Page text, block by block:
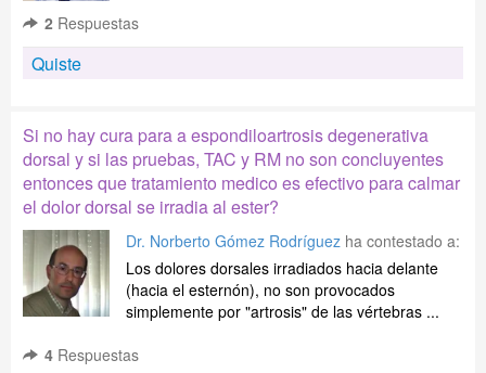
2 Respuestas
Quiste
Si no hay cura para a espondiloartrosis degenerativa
dorsal y si las pruebas, TAC y RM no son concluyentes
entonces que tratamiento medico es efectivo para calmar
el dolor dorsal se irradia al ester?
Dr. Norberto Gómez Rodríguez ha contestado a:
Los dolores dorsales irradiados hacia delante
(hacia el esternón), no son provocados
simplemente por "artrosis" de las vértebras ...
4 Respuestas